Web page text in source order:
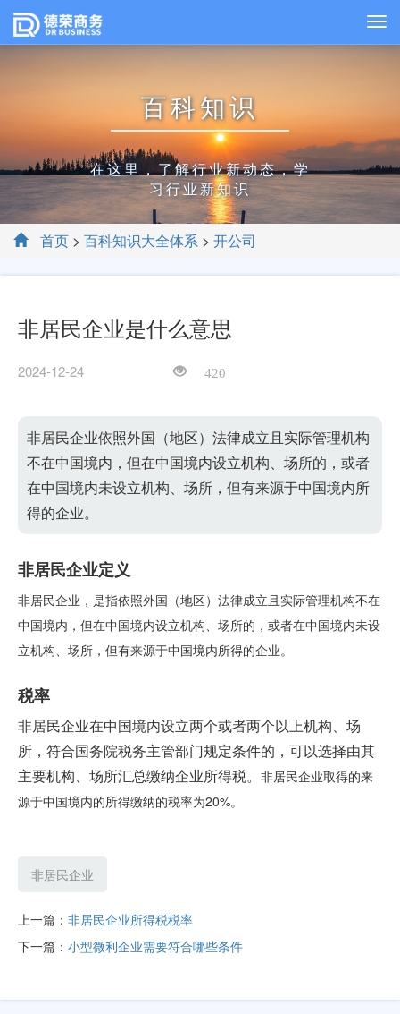
百科知识
在这里，了解行业新动态，学
习行业新知识
首页 > 百科知识大全体系 > 开公司
非居民企业是什么意思
2024-12-24 420
非居民企业依照外国（地区）法律成立且实际管理机构
不在中国境内，但在中国境内设立机构、场所的，或者
在中国境内未设立机构、场所，但有来源于中国境内所
得的企业。
非居民企业定义
非居民企业，是指依照外国（地区）法律成立且实际管理机构不在
中国境内，但在中国境内设立机构、场所的，或者在中国境内未设
立机构、场所，但有来源于中国境内所得的企业。
税率
非居民企业在中国境内设立两个或者两个以上机构、场
所，符合国务院税务主管部门规定条件的，可以选择由其
主要机构、场所汇总缴纳企业所得税。 非居民企业取得的来
源于中国境内的所得缴纳的税率为20%。
非居民企业
上一篇： 非居民企业所得税税率
下一篇： 小型微利企业需要符合哪些条件